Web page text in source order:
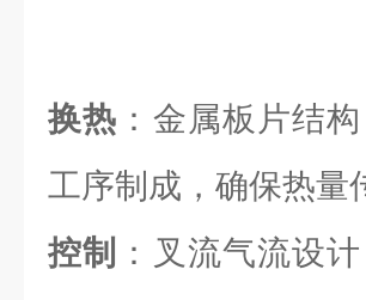
换热 ：金属板片结
工序制成，确保热量
控制
：叉流气流设